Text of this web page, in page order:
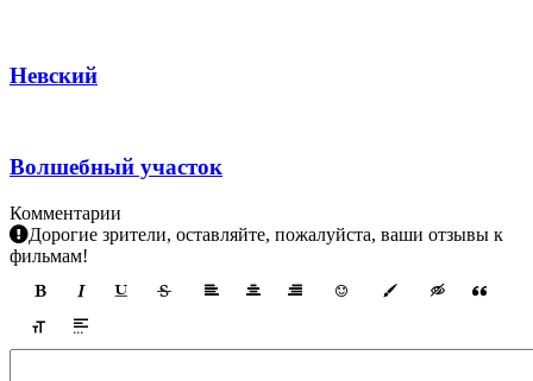
Невский
Волшебный участок
Комментарии
Дорогие зрители, оставляйте, пожалуйста, ваши отзывы к
фильмам!